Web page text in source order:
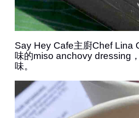
Say Hey Cafe主廚Chef Lina
味的miso anchovy dressing
味。